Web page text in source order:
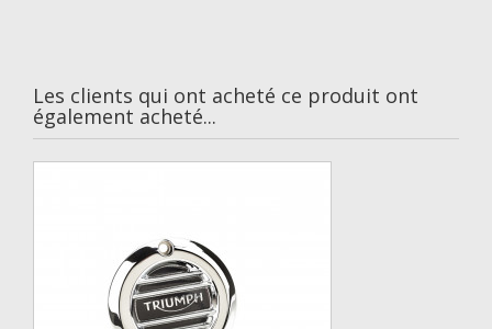
Les clients qui ont acheté ce produit ont
également acheté...